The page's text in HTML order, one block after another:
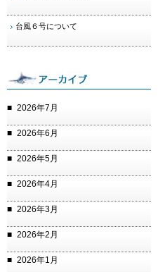
台風６号について
2026年7月
2026年6月
2026年5月
2026年4月
2026年3月
2026年2月
2026年1月